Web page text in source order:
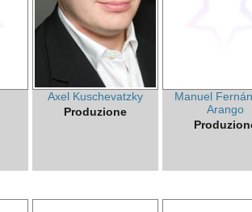
Axel Kuschevatzky
Produzione
Manuel
Arango